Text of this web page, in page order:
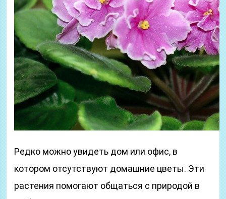
Редко можно увидеть дом или офис, в
котором отсутствуют домашние цветы. Эти
растения помогают общаться с природой в